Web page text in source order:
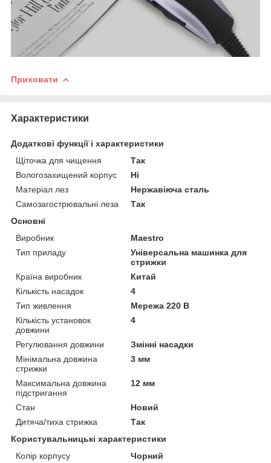
Приховати
Характеристики
Додаткові функції і характеристики
Щіточка для чищення
Так
Вологозахищений корпус
Ні
Матеріал лез
Нержавіюча сталь
Самозагострювальні леза
Так
Основні
Виробник
Maestro
Тип приладу
Універсальна машинка для
стрижки
Країна виробник
Китай
Кількість насадок
4
Тип живлення
Мережа 220 В
Кількість установок
довжини
4
Регулювання довжини
Змінні насадки
Мінімальна довжина
стрижки
3 мм
Максимальна довжина
підстригання
12 мм
Стан
Новий
Дитяча/тиха стрижка
Так
Користувальницькі характеристики
Колір корпусу
Чорний